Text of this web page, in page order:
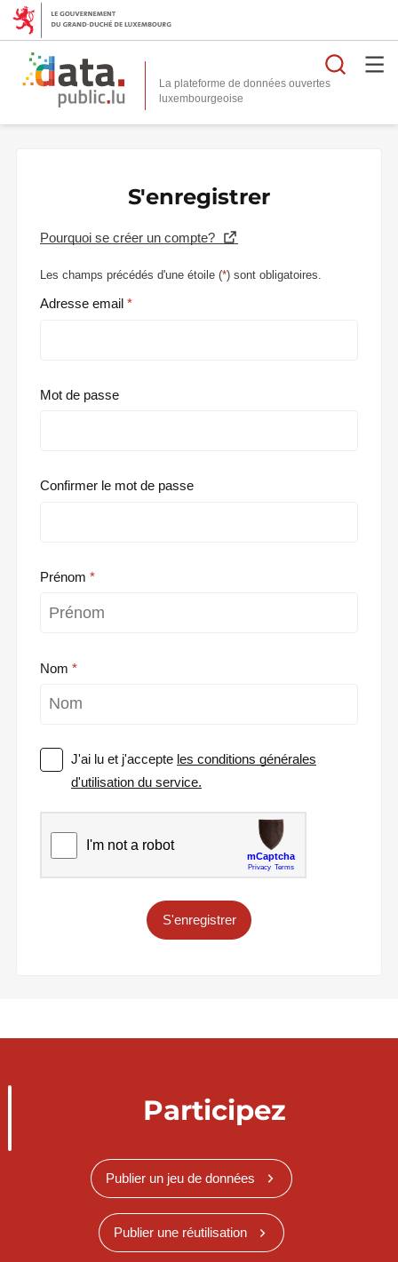
La plateforme de données ouvertes
S'enregistrer
Pourquoi se créer un compte?
Les champs précédés d'une étoile (*) sont obligatoires.
Adresse email
Mot de passe
Confirmer le mot de passe
Prénom
Nom
J'ai lu et j'accepte les conditions générales
d'utilisation du service.
S'enregistrer
Participez
Publier un jeu de données
Publier une réutilisation